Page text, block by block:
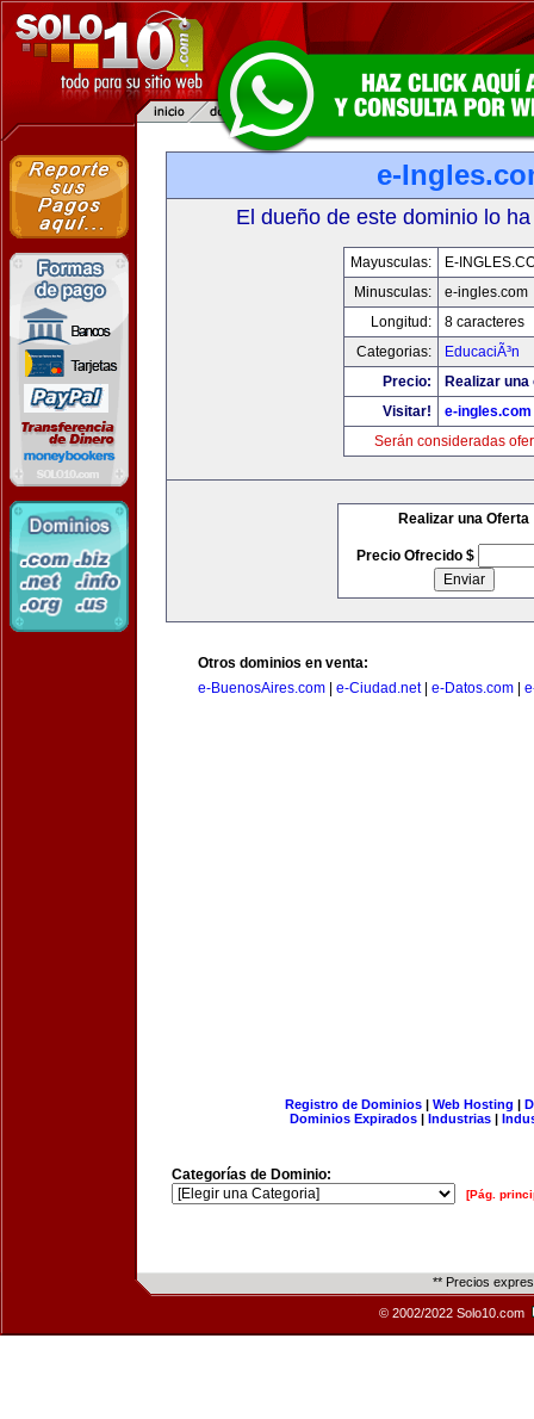
e-
El dueño de este dominio lo
Mayusculas:
E-
Minusculas:
e-ingles.com
Longitud:
8 caracteres
Categorias:
EducaciÃ³n
Precio:
Realizar
Visitar!
e-ingles.com
Serán consideradas
Realizar una Oferta
Precio Ofrecido $
Otros dominios en venta:
e-BuenosAires.com
e-Ciudad.net| e-Datos.com
Registro de Dominios| Web Hosting |
Dominios Expirados | Industrias |
Categorías de Dominio:
[Pág.
** Precios
© 2002/2022 Solo10.com